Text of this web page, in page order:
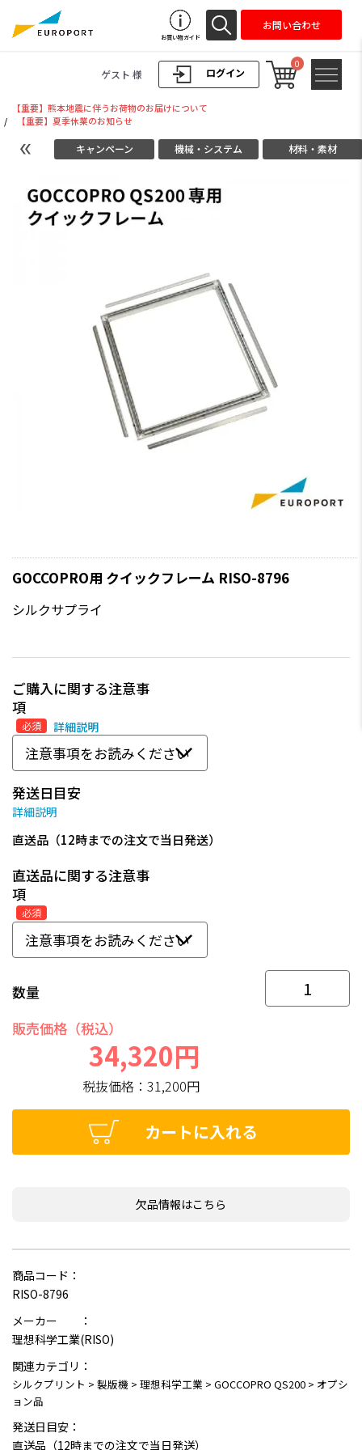
ログイン
ゲスト 様
0
お買い物ガイド
お問い合わせ
【重要】熊本地震に伴うお荷物のお届けについて
/
【重要】夏季休業のお知らせ
キャンペーン 機械・システム 材料・素材
GOCCOPRO用 クイックフレーム RISO-8796
シルクサプライ
ご購入に関する注意事
項
必須 詳細説明
発送日目安
詳細説明
直送品（12時までの注文で当日発送）
直送品に関する注意事
項
必須
数量
販売価格（税込）
34,320円
税抜価格：31,200円
カートに入れる
欠品情報はこちら
商品コード：
RISO-8796
メーカー ：
理想科学工業(RISO)
関連カテゴリ：
シルクプリント > 製版機 > 理想科学工業 > GOCCOPRO QS200 > オプシ
ョン品
発送日目安：
直送品（12時までの注文で当日発送）